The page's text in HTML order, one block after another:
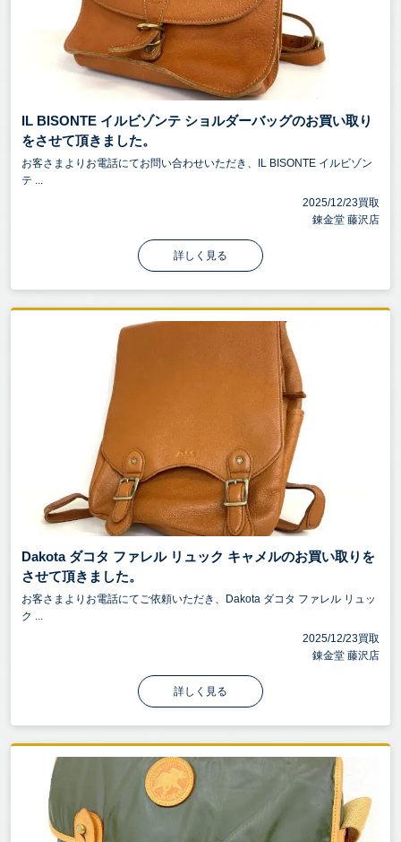
IL BISONTE イルビゾンテ ショルダーバッグのお買い取り
をさせて頂きました。
お客さまよりお電話にてお問い合わせいただき、IL BISONTE イルビゾン
テ ...
2025/12/23買取
錬金堂 藤沢店
詳しく見る
Dakota ダコタ ファレル リュック キャメルのお買い取りを
させて頂きました。
お客さまよりお電話にてご依頼いただき、Dakota ダコタ ファレル リュッ
ク ...
2025/12/23買取
錬金堂 藤沢店
詳しく見る